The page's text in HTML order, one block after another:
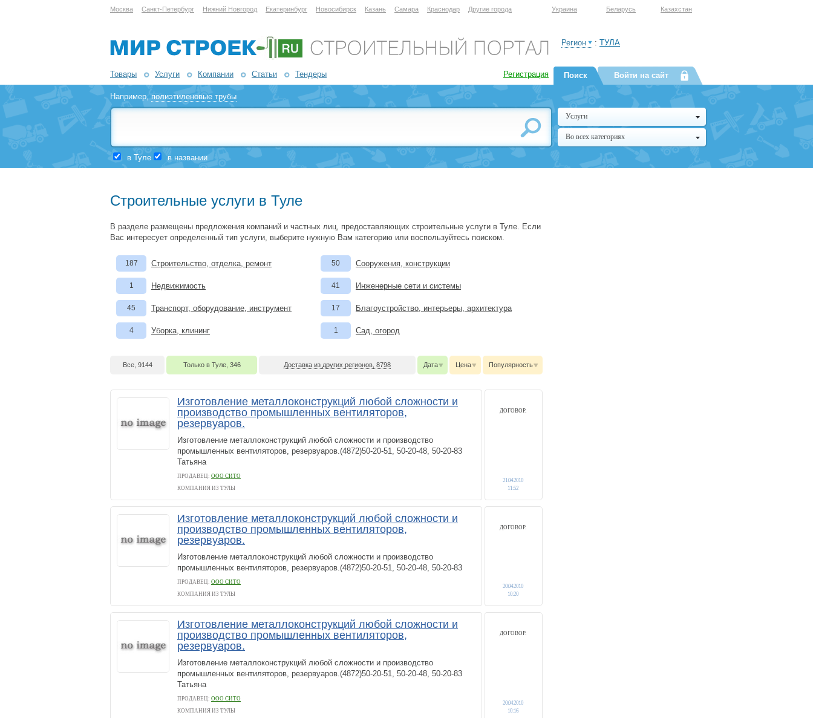
Москва Санкт-Петербург Нижний Новгород Екатеринбург Новосибирск Казань Самара Краснодар Другие города Украина Беларусь Казахстан
Товары Услуги Компании Статьи Тендеры Регистрация
Регион : ТУЛА
Например,полиэтиленовые трубы
в Туле в названии
Поиск Войти на сайт
Услуги
Во всех категориях
Строительные услуги в Туле
В разделе размещены предложения компаний и частных лиц, предоставляющих строительные услуги в Туле. Если
Вас интересует определенный тип услуги, выберите нужную Вам категорию или воспользуйтесь поиском.
187 Строительство, отделка, ремонт
1 Недвижимость
45 Транспорт, оборудование, инструмент
4 Уборка, клининг
50 Сооружения, конструкции
41 Инженерные сети и системы
17 Благоустройство, интерьеры, архитектура
1 Сад, огород
Все, 9144 Только в Туле, 346 Доставка из других регионов, 8798 Дата Цена Популярность
Изготовление металлоконструкций любой сложности и
производство промышленных вентиляторов,
резервуаров.
Изготовление металлоконструкций любой сложности и производство
промышленных вентиляторов, резервуаров.(4872)50-20-51, 50-20-48, 50-20-83
Татьяна
ПРОДАВЕЦ: ООО CИТО
КОМПАНИЯ ИЗ ТУЛЫ
ДОГОВОР.
21.04.2010
11:52
Изготовление металлоконструкций любой сложности и
производство промышленных вентиляторов,
резервуаров.
Изготовление металлоконструкций любой сложности и производство
промышленных вентиляторов, резервуаров.(4872)50-20-51, 50-20-48, 50-20-83
ПРОДАВЕЦ: ООО CИТО
КОМПАНИЯ ИЗ ТУЛЫ
ДОГОВОР.
20.04.2010
10:20
Изготовление металлоконструкций любой сложности и
производство промышленных вентиляторов,
резервуаров.
Изготовление металлоконструкций любой сложности и производство
промышленных вентиляторов, резервуаров.(4872)50-20-51, 50-20-48, 50-20-83
Татьяна
ПРОДАВЕЦ: ООО CИТО
КОМПАНИЯ ИЗ ТУЛЫ
ДОГОВОР.
20.04.2010
10:16